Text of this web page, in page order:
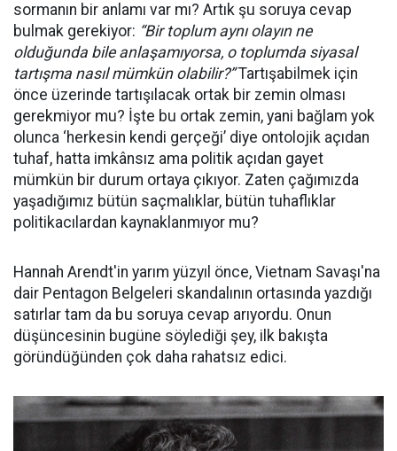
sormanın bir anlamı var mı? Artık şu soruya cevap
bulmak gerekiyor: “Bir toplum aynı olayın ne
olduğunda bile anlaşamıyorsa, o toplumda siyasal
tartışma nasıl mümkün olabilir?”Tartışabilmek için
önce üzerinde tartışılacak ortak bir zemin olması
gerekmiyor mu? İşte bu ortak zemin, yani bağlam yok
olunca ‘herkesin kendi gerçeği’ diye ontolojik açıdan
tuhaf, hatta imkânsız ama politik açıdan gayet
mümkün bir durum ortaya çıkıyor. Zaten çağımızda
yaşadığımız bütün saçmalıklar, bütün tuhaflıklar
politikacılardan kaynaklanmıyor mu?
Hannah Arendt'in yarım yüzyıl önce, Vietnam Savaşı'na
dair Pentagon Belgeleri skandalının ortasında yazdığı
satırlar tam da bu soruya cevap arıyordu. Onun
düşüncesinin bugüne söylediği şey, ilk bakışta
göründüğünden çok daha rahatsız edici.